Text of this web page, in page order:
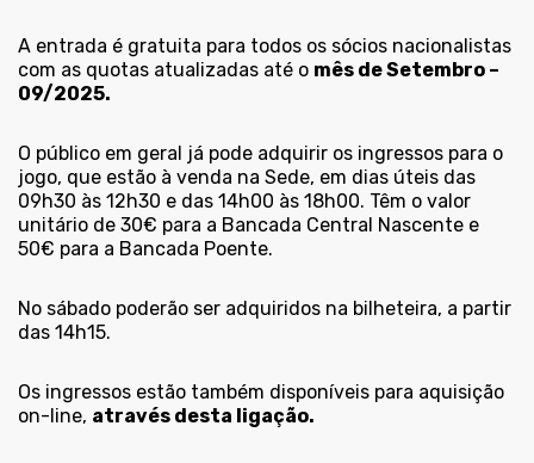
A entrada é gratuita para todos os sócios nacionalistas
com as quotas atualizadas até o mês de Setembro –
09/2025.
O público em geral já pode adquirir os ingressos para o
jogo, que estão à venda na Sede, em dias úteis das
09h30 às 12h30 e das 14h00 às 18h00. Têm o valor
unitário de 30€ para a Bancada Central Nascente e
50€ para a Bancada Poente.
No sábado poderão ser adquiridos na bilheteira, a partir
das 14h15.
Os ingressos estão também disponíveis para aquisição
on-line, através desta ligação.